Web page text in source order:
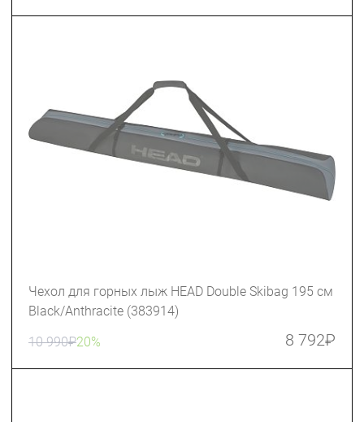
Чехол для горных лыж HEAD Double Skibag 195 см
Black/Anthracite (383914)
10 990₽20% 8 792₽